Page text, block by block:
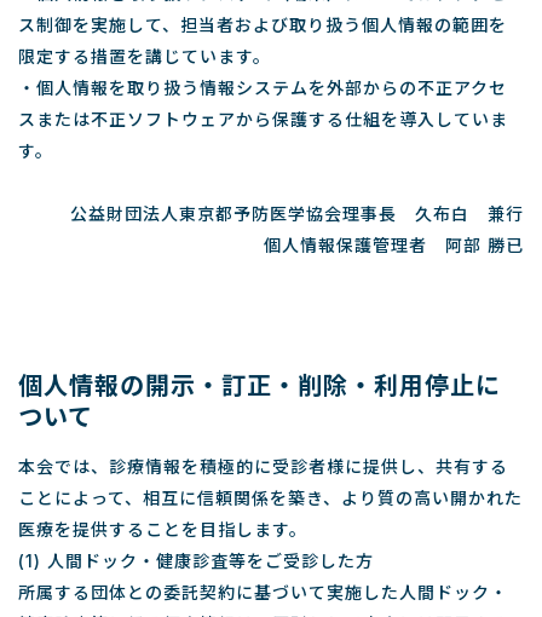
ス制御を実施して、担当者および取り扱う個人情報の範囲を
限定する措置を講じています。
・個人情報を取り扱う情報システムを外部からの不正アクセ
スまたは不正ソフトウェアから保護する仕組を導入していま
す。
公益財団法人東京都予防医学協会理事長 久布白 兼行
個人情報保護管理者 阿部 勝已
個人情報の開示・訂正・削除・利用停止に
ついて
本会では、診療情報を積極的に受診者様に提供し、共有する
ことによって、相互に信頼関係を築き、より質の高い開かれた
医療を提供することを目指します。
(1) 人間ドック・健康診査等をご受診した方
所属する団体との委託契約に基づいて実施した人間ドック・